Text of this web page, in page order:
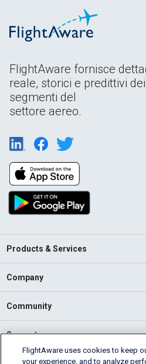
FlightAware fornisce
reale, storici e predittivi
segmenti del
settore aereo.
Products & Services
Company
Community
Support
FlightAware uses cookies to keep
your experience, and to analyze